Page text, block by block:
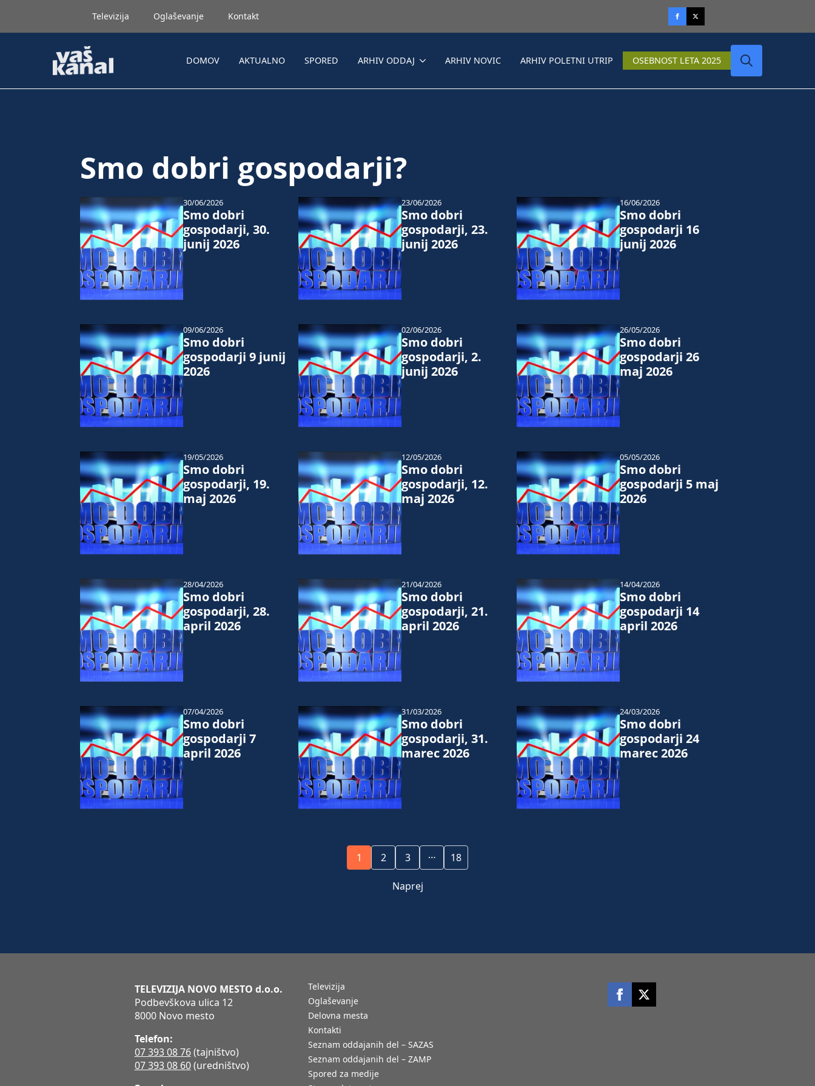
Televizija Oglaševanje Kontakt
DOMOV AKTUALNO SPORED ARHIV ODDAJ ARHIV NOVIC ARHIV POLETNI UTRIP OSEBNOST LETA 2025
Smo dobri gospodarji?
Smo dobri
gospodarji, 30.
junij 2026
30/06/2026
Smo dobri
gospodarji, 23.
junij 2026
23/06/2026
Smo dobri
gospodarji 16
junij 2026
16/06/2026
Smo dobri
gospodarji 9 junij
2026
09/06/2026
Smo dobri
gospodarji, 2.
junij 2026
02/06/2026
Smo dobri
gospodarji 26
maj 2026
26/05/2026
Smo dobri
gospodarji, 19.
maj 2026
19/05/2026
Smo dobri
gospodarji, 12.
maj 2026
12/05/2026
Smo dobri
gospodarji 5 maj
2026
05/05/2026
Smo dobri
gospodarji, 28.
april 2026
28/04/2026
Smo dobri
gospodarji, 21.
april 2026
21/04/2026
Smo dobri
gospodarji 14
april 2026
14/04/2026
Smo dobri
gospodarji 7
april 2026
07/04/2026
Smo dobri
gospodarji, 31.
marec 2026
31/03/2026
Smo dobri
gospodarji 24
marec 2026
24/03/2026
1 2 3 … 18
Naprej
TELEVIZIJA NOVO MESTO d.o.o.
Podbevškova ulica 12
8000 Novo mesto
Telefon:
07 393 08 76(tajništvo)
07 393 08 60(uredništvo)
Televizija
Oglaševanje
Delovna mesta
Kontakti
Seznam oddajanih del – SAZAS
Seznam oddajanih del – ZAMP
Spored za medije